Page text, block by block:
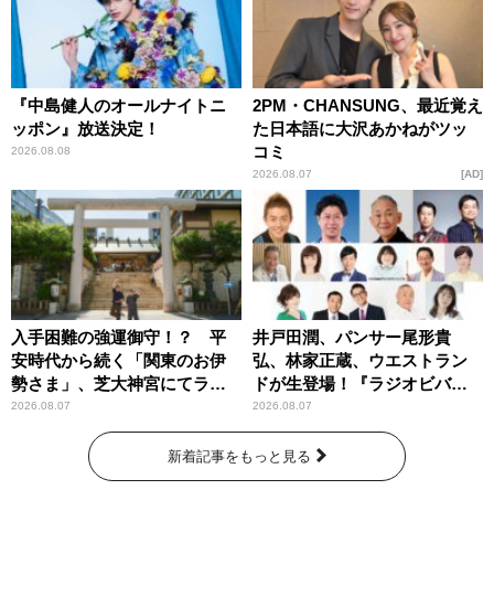
『中島健人のオールナイトニ
ッポン』放送決定！
2026.08.08
2PM・CHANSUNG、最近覚え
た日本語に大沢あかねがツッ
コミ
2026.08.07 AD
入手困難の強運御守！？ 平
安時代から続く「関東のお伊
勢さま」、芝大神宮にてラン
パンプスが合格祈願！
2026.08.07
井戸田潤、パンサー尾形貴
弘、林家正蔵、ウエストラン
ドが生登場！『ラジオビバリ
ー昼ズ』
2026.08.07
新着記事をもっと見る